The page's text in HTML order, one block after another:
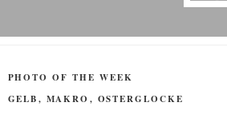
KATEGORIEN
PHOTO OF THE WEEK
SCHLAGWÖRTER
GELB, MAKRO , OSTERGLOCKE